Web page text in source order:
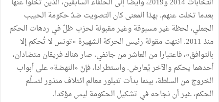
بعدما تخلت عنهم. بهذا المعنى كان التصويت ضدّ حكومة الحبيب
الجملي، لحظة غير مسبوقة وغير مقبولة لحزب ظلّ في ردهات الحكم
منذ 2011. انتهت مقولة رئيس الحركة الشهيرة «تونس لا تُحكم إلا
بالتوافق»، فاعتبارا من العاشر من جانفي، صار هناك فريقان متضادان،
أحدهما يحكم والآخر يُعارض. واستطرادا، فإنّ «النهضة» على أبواب
الخروج من السلطة، بينما بدأت تتبلور معالم ائتلاف منذور لتسلُم
الحكم، غير أن نجاحه في تشكيل الحكومة ليس مؤكدا.